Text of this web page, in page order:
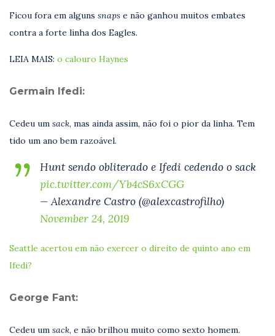
Ficou fora em alguns snaps e não ganhou muitos embates
contra a forte linha dos Eagles.
LEIA MAIS: o calouro Haynes
Germain Ifedi:
Cedeu um sack, mas ainda assim, não foi o pior da linha. Tem
tido um ano bem razoável.
Hunt sendo obliterado e Ifedi cedendo o sack
pic.twitter.com/Yb4cS6xCGG
— Alexandre Castro (@alexcastrofilho)
November 24, 2019
Seattle acertou em não exercer o direito de quinto ano em
Ifedi?
George Fant:
Cedeu um sack, e não brilhou muito como sexto homem.